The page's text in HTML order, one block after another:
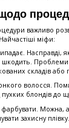
важливо
міфи:
Насправді,
шкодить.
складів або
волосся.
блондів до
Можна,
захисну плівку.